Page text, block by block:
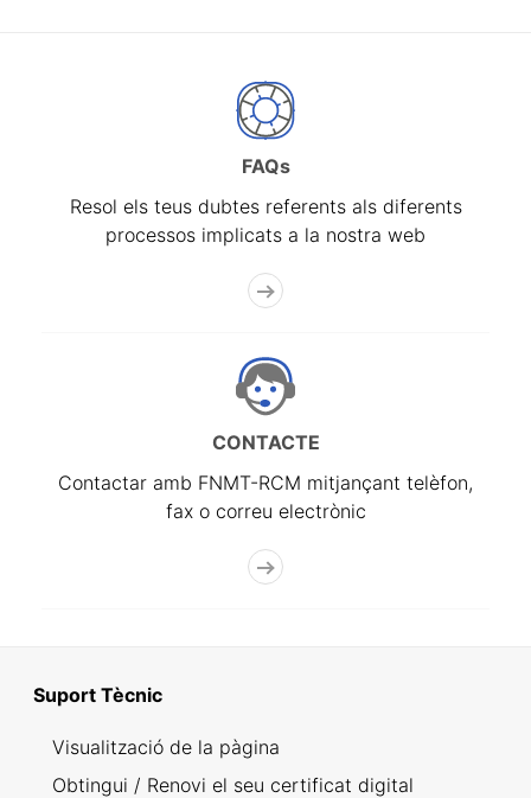
FAQs
Resol els teus dubtes referents als diferents
processos implicats a la nostra web
CONTACTE
Contactar amb FNMT-RCM mitjançant telèfon,
fax o correu electrònic
Suport Tècnic
Visualització de la pàgina
Obtingui / Renovi el seu certificat digital